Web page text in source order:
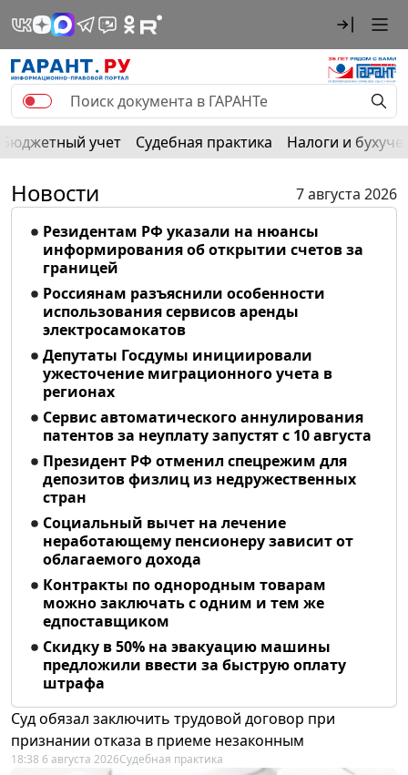
Бюджетный учет Судебная практика Налоги и
Новости
7 августа 2026
Резидентам РФ указали на нюансы
информирования об открытии счетов за
границей
Россиянам разъяснили особенности
использования сервисов аренды
электросамокатов
Депутаты Госдумы инициировали
ужесточение миграционного учета в
регионах
Сервис автоматического аннулирования
патентов за неуплату запустят с 10 августа
Президент РФ отменил спецрежим для
депозитов физлиц из недружественных
стран
Социальный вычет на лечение
неработающему пенсионеру зависит от
облагаемого дохода
Контракты по однородным товарам
можно заключать с одним и тем же
едпоставщиком
Скидку в 50% на эвакуацию машины
предложили ввести за быструю оплату
штрафа
Суд обязал заключить трудовой договор при
признании отказа в приеме незаконным
18:38 6 августа 2026Судебная практика